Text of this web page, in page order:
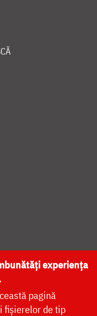
NAȚIONALĂ
experiența
pagină
fișierelor de tip